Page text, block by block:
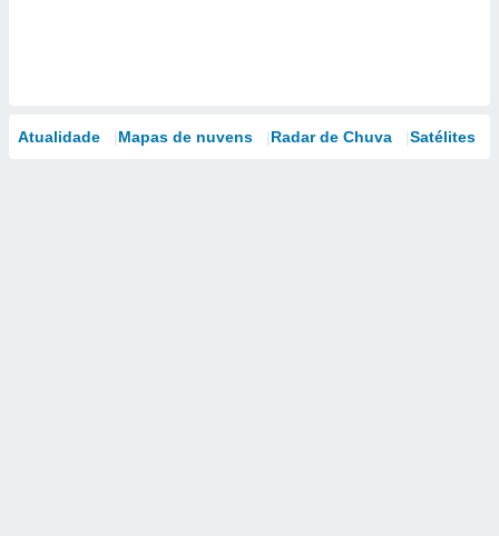
Atualidade Mapas de nuvens Radar de Chuva Satélites